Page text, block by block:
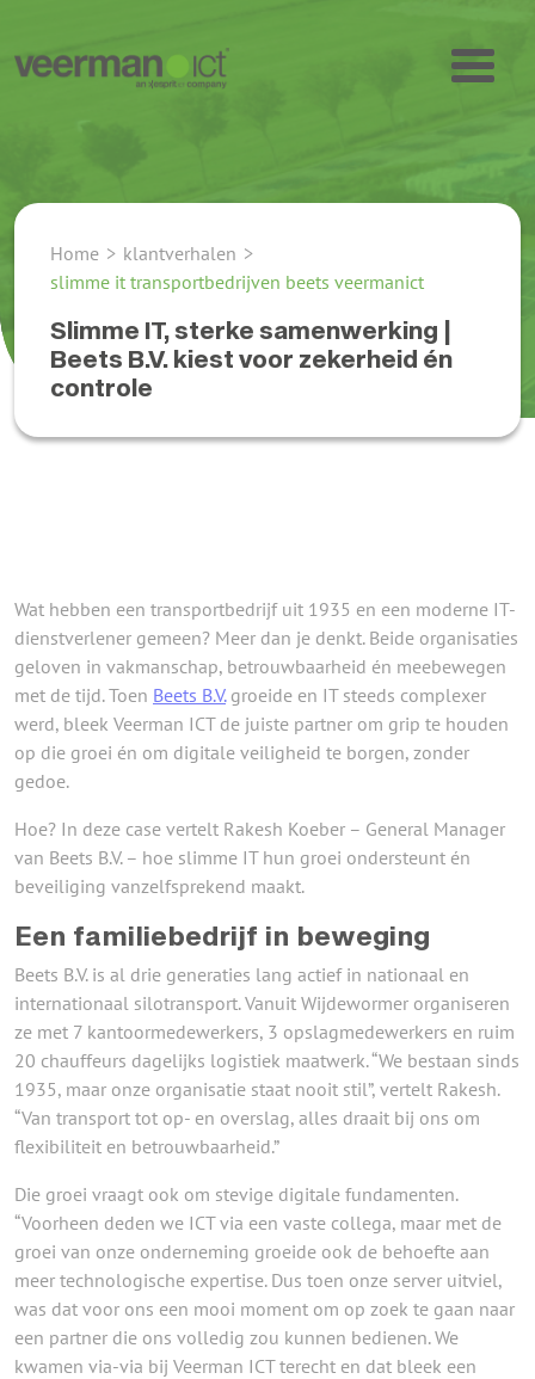
Home > klantverhalen >
slimme it transportbedrijven beets veermanict
Slimme IT, sterke samenwerking |
Beets B.V. kiest voor zekerheid én
controle
Wat hebben een transportbedrijf uit 1935 en een moderne IT-
dienstverlener gemeen? Meer dan je denkt. Beide organisaties
geloven in vakmanschap, betrouwbaarheid én meebewegen
met de tijd. Toen Beets B.V.groeide en IT steeds complexer
werd, bleek Veerman ICT de juiste partner om grip te houden
op die groei én om digitale veiligheid te borgen, zonder
gedoe.
Hoe? In deze case vertelt Rakesh Koeber – General Manager
van Beets B.V. – hoe slimme IT hun groei ondersteunt én
beveiliging vanzelfsprekend maakt.
Een familiebedrijf in beweging
Beets B.V. is al drie generaties lang actief in nationaal en
internationaal silotransport. Vanuit Wijdewormer organiseren
ze met 7 kantoormedewerkers, 3 opslagmedewerkers en ruim
20 chauffeurs dagelijks logistiek maatwerk. “We bestaan sinds
1935, maar onze organisatie staat nooit stil”, vertelt Rakesh.
“Van transport tot op- en overslag, alles draait bij ons om
flexibiliteit en betrouwbaarheid.”
Die groei vraagt ook om stevige digitale fundamenten.
“Voorheen deden we ICT via een vaste collega, maar met de
groei van onze onderneming groeide ook de behoefte aan
meer technologische expertise. Dus toen onze server uitviel,
was dat voor ons een mooi moment om op zoek te gaan naar
een partner die ons volledig zou kunnen bedienen. We
kwamen via-via bij Veerman ICT terecht en dat bleek een